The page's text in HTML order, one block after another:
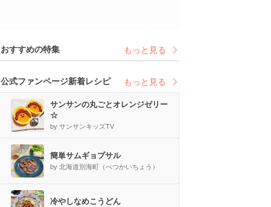
おすすめの特集 もっと見る
公式ファンページ新着レシピ もっと見る
サンサンの丸ごとオレンジゼリー
☆
by サンサンキッズTV
簡単サムギョプサル
by 北海道別海町（べつかいちょう）
冷やしなめこうどん